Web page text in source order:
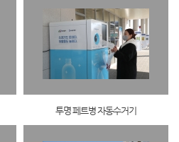
투명 페트병 자동수거기